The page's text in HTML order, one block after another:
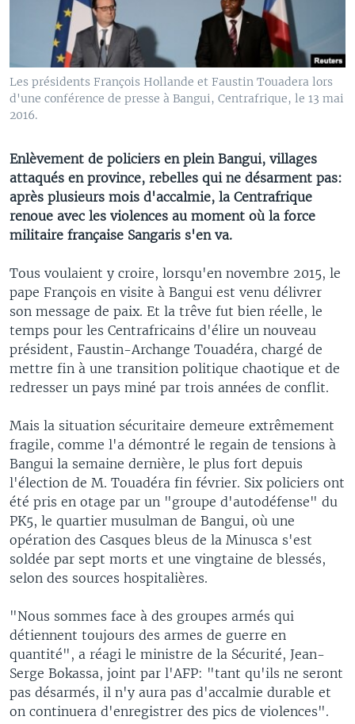
Les présidents François Hollande et Faustin Touadera lors
d'une conférence de presse à Bangui, Centrafrique, le 13 mai
2016.
Enlèvement de policiers en plein Bangui, villages
attaqués en province, rebelles qui ne désarment pas:
après plusieurs mois d'accalmie, la Centrafrique
renoue avec les violences au moment où la force
militaire française Sangaris s'en va.
Tous voulaient y croire, lorsqu'en novembre 2015, le
pape François en visite à Bangui est venu délivrer
son message de paix. Et la trêve fut bien réelle, le
temps pour les Centrafricains d'élire un nouveau
président, Faustin-Archange Touadéra, chargé de
mettre fin à une transition politique chaotique et de
redresser un pays miné par trois années de conflit.
Mais la situation sécuritaire demeure extrêmement
fragile, comme l'a démontré le regain de tensions à
Bangui la semaine dernière, le plus fort depuis
l'élection de M. Touadéra fin février. Six policiers ont
été pris en otage par un "groupe d'autodéfense" du
PK5, le quartier musulman de Bangui, où une
opération des Casques bleus de la Minusca s'est
soldée par sept morts et une vingtaine de blessés,
selon des sources hospitalières.
"Nous sommes face à des groupes armés qui
détiennent toujours des armes de guerre en
quantité", a réagi le ministre de la Sécurité, Jean-
Serge Bokassa, joint par l'AFP: "tant qu'ils ne seront
pas désarmés, il n'y aura pas d'accalmie durable et
on continuera d'enregistrer des pics de violences".